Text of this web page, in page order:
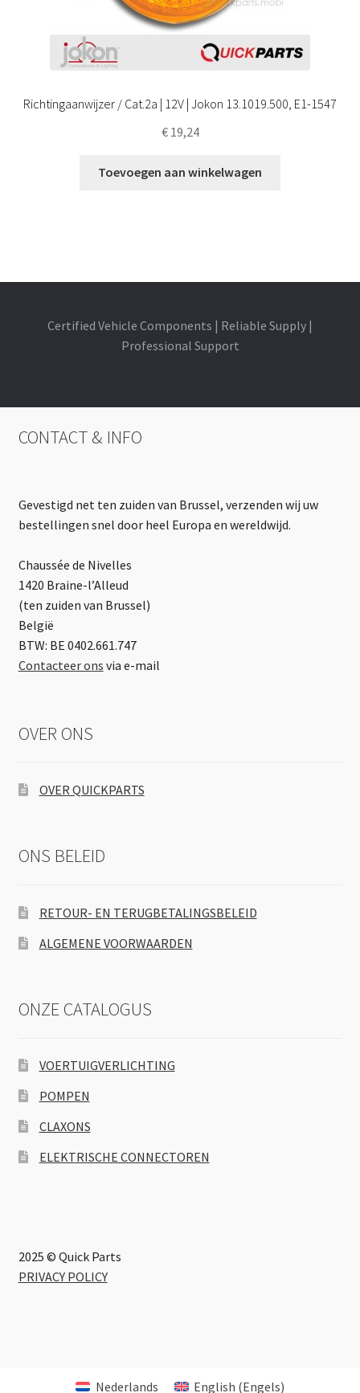
Richtingaanwijzer / Cat.2a | 12V | Jokon 13.1019.500, E1-1547
€19,24
Toevoegen aan winkelwagen
Certified Vehicle Components | Reliable Supply |
Professional Support
CONTACT & INFO
Gevestigd net ten zuiden van Brussel, verzenden wij uw
bestellingen snel door heel Europa en wereldwijd.
Chaussée de Nivelles
1420 Braine-l’Alleud
(ten zuiden van Brussel)
België
BTW: BE 0402.661.747
Contacteer ons via e-mail
OVER ONS
OVER QUICKPARTS
ONS BELEID
RETOUR- EN TERUGBETALINGSBELEID
ALGEMENE VOORWAARDEN
ONZE CATALOGUS
VOERTUIGVERLICHTING
POMPEN
CLAXONS
ELEKTRISCHE CONNECTOREN
2025 © Quick Parts
PRIVACY POLICY
Nederlands English (Engels)